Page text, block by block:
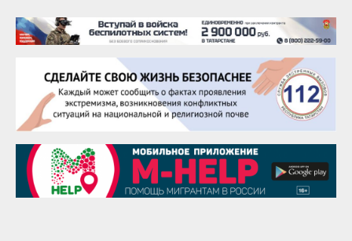
25 августа
Сэсэгма Бубеева
28 августа
Чингиз Мустафаев
29 августа
Надежда Рослова
1 сентября
Гали Хасанов